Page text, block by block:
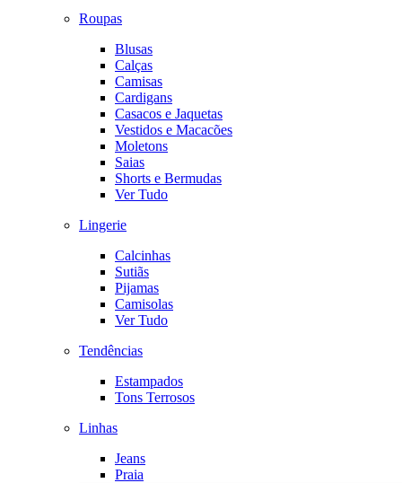
Roupas
Blusas
Calças
Camisas
Cardigans
Casacos e Jaquetas
Vestidos e Macacões
Moletons
Saias
Shorts e Bermudas
Ver Tudo
Lingerie
Calcinhas
Sutiãs
Pijamas
Camisolas
Ver Tudo
Tendências
Estampados
Tons Terrosos
Linhas
Jeans
Praia